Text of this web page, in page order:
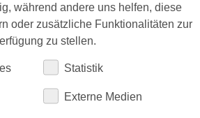
DOWNLOADS
während andere uns helfen, diese
oder zusätzliche Funktionalitäten zur
zu stellen.
Statistik
Externe Medien